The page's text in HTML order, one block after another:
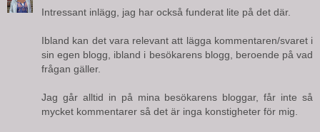
Intressant inlägg, jag har också funderat lite på det där.
Ibland kan det vara relevant att lägga kommentaren/svaret i
sin egen blogg, ibland i besökarens blogg, beroende på vad
frågan gäller.
Jag går alltid in på mina besökarens bloggar, får inte så
mycket kommentarer så det är inga konstigheter för mig.